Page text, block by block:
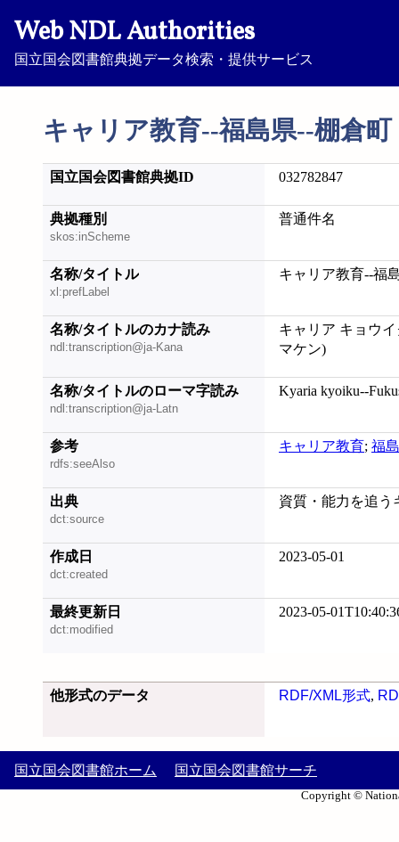
Web NDL Authorities
国立国会図書館典拠データ検索・提供サービス
キャリア教育--福島県--棚倉町
国立国会図書館典拠ID 032782847
典拠種別
skos:inScheme
普通件名
名称/タイトル
xl:prefLabel
キャリア教育--福
名称/タイトルのカナ読み
ndl:transcription@ja-Kana
キャリア キョウ
マケン)
名称/タイトルのローマ字読み
ndl:transcription@ja-Latn
Kyaria kyoiku--
参考
rdfs:seeAlso
キャリア教育; 福
出典
dct:source
資質・能力を追う
作成日
dct:created
2023-05-01
最終更新日
dct:modified
2023-05-
他形式のデータ RDF/XML形式,
国立国会図書館ホーム 国立国会図書館サーチ
Copyright ©